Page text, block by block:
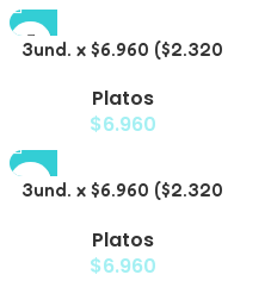
3und. x $6.960 ($2.320
para Mascotas con
Patitas
Platos
$6.960
3und. x $6.960 ($2.320
Mascotas Diseño Pollito
Platos
$6.960